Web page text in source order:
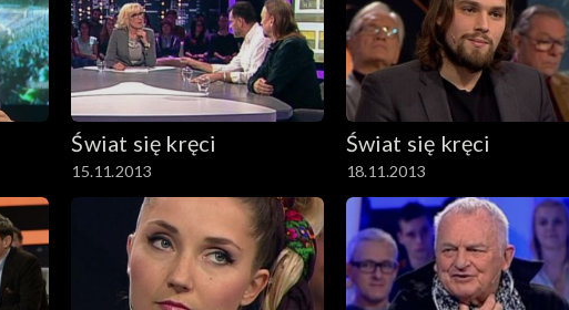
Świat się kręci
15.11.2013
Świat się kręci
18.11.2013